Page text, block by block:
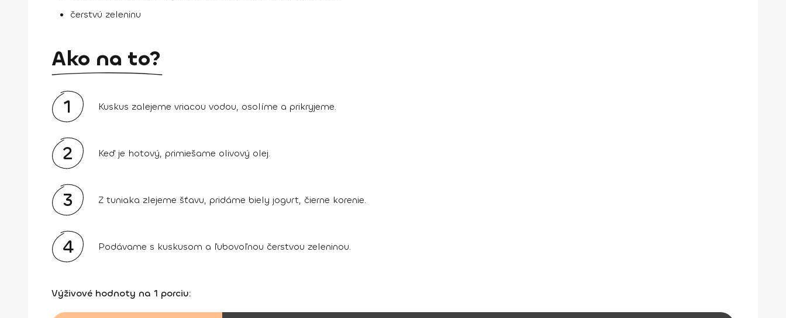
čerstvú zeleninu
Ako na to?
1 Kuskus zalejeme vriacou vodou, osolíme a prikryjeme.
2 Keď je hotový, primiešame olivový olej.
3 Z tuniaka zlejeme šťavu, pridáme biely jogurt, čierne korenie.
4 Podávame s kuskusom a ľubovoľnou čerstvou zeleninou.
Výživové hodnoty na 1 porciu: